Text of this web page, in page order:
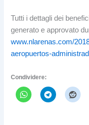
Tutti i dettagli dei
generato e approvato
www.nlarenas.com/
aeropuertos-
Condividere: